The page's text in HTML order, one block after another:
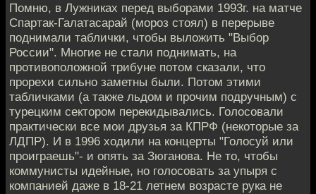
Помню, в Лужниках перед выборами 1993г. на матче
Спартак-Галатасарай (мороз стоял) в перерыве
поднимали таблички, чтобы выложить "Выбор
России". Многие не стали поднимать, на
противоположной трибуне потом сказали, что
прорехи сильно заметны были. Потом этими
табличками (а также льдом и прочим подручным) с
турецким сектором перекидывались. Голосовали
практически все мои друзья за КПРФ (некоторые за
ЛДПР). И в 1996 ходили на концерты "Голосуй или
проиграешь"- и опять за Зюганова. Не то, чтобы
коммунисты идейные, но голосовать за упыря с
компанией даже в 18-21 летнем возрасте рука не